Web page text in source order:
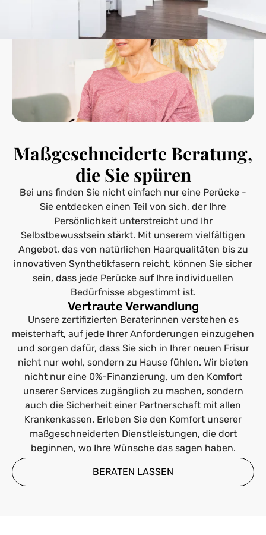
Maßgeschneiderte Beratung,
die Sie spüren
Bei uns finden Sie nicht einfach nur eine Perücke -
Sie entdecken einen Teil von sich, der Ihre
Persönlichkeit unterstreicht und Ihr
Selbstbewusstsein stärkt. Mit unserem vielfältigen
Angebot, das von natürlichen Haarqualitäten bis zu
innovativen Synthetikfasern reicht, können Sie sicher
sein, dass jede Perücke auf Ihre individuellen
Bedürfnisse abgestimmt ist.
Vertraute Verwandlung
Unsere zertifizierten Beraterinnen verstehen es
meisterhaft, auf jede Ihrer Anforderungen einzugehen
und sorgen dafür, dass Sie sich in Ihrer neuen Frisur
nicht nur wohl, sondern zu Hause fühlen. Wir bieten
nicht nur eine 0%-Finanzierung, um den Komfort
unserer Services zugänglich zu machen, sondern
auch die Sicherheit einer Partnerschaft mit allen
Krankenkassen. Erleben Sie den Komfort unserer
maßgeschneiderten Dienstleistungen, die dort
beginnen, wo Ihre Wünsche das sagen haben.
BERATEN LASSEN